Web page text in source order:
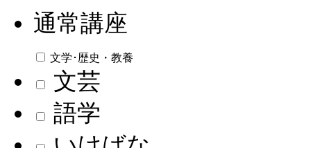
通常講座
文学･歴史・教養
文芸
語学